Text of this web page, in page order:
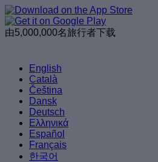
由5,000,000名旅行者下载
English
Català
Čeština
Dansk
Deutsch
Ελληνικά
Español
Français
한국어